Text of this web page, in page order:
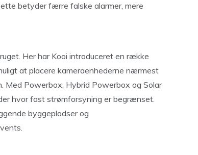
betyder færre falske alarmer, mere
Her har Kooi introduceret en række
at placere kameraenhederne nærmest
Med Powerbox, Hybrid Powerbox og Solar
hvor fast strømforsyning er begrænset.
byggepladser og